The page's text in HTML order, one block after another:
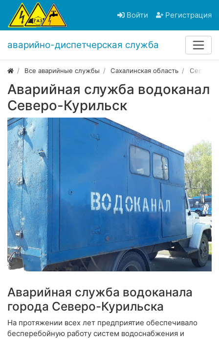
Войти Регистрация
аварийно-диспетчерская служба
Все аварийные службы Сахалинская область Северо-
Аварийная служба водоканал
Северо-Курильск
Аварийная служба водоканала
города Северо-Курильска
На протяжении всех лет предприятие обеспечивало
бесперебойную работу систем водоснабжения и